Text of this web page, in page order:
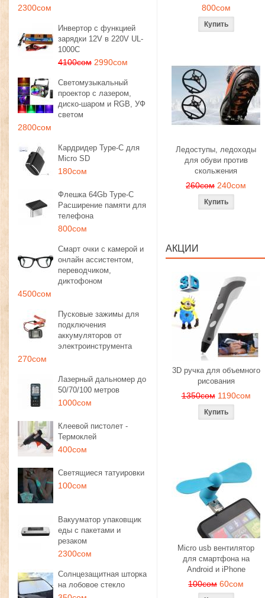
2300сом
Инвертор с функцией
зарядки 12V в 220V UL-
1000C
4100сом 2990сом
Светомузыкальный
проектор с лазером,
диско-шаром и RGB, УФ
светом
2800сом
Кардридер Type-C для
Micro SD
180сом
Флешка 64Gb Type-C
Расширение памяти для
телефона
800сом
Смарт очки с камерой и
онлайн ассистентом,
переводчиком,
диктофоном
4500сом
Пусковые зажимы для
подключения
аккумуляторов от
электроинструмента
270сом
Лазерный дальномер до
50/70/100 метров
1000сом
Клеевой пистолет -
Термоклей
400сом
Светящиеся татуировки
100сом
Вакууматор упаковщик
еды с пакетами и
резаком
2300сом
Солнцезащитная шторка
на лобовое стекло
800сом
Ледоступы, ледоходы
для обуви против
скольжения
260сом 240сом
АКЦИИ
3D ручка для объемного
рисования
1350сом 1190сом
Micro usb вентилятор
для смартфона на
Android и iPhone
100сом 60сом